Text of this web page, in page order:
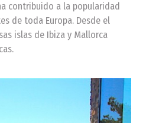
contribuido a la popularidad
de toda Europa. Desde el
islas de Ibiza y Mallorca